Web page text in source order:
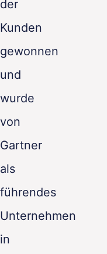
der
Kunden
gewonnen
und
wurde
von
Gartner
als
führendes
Unternehmen
in